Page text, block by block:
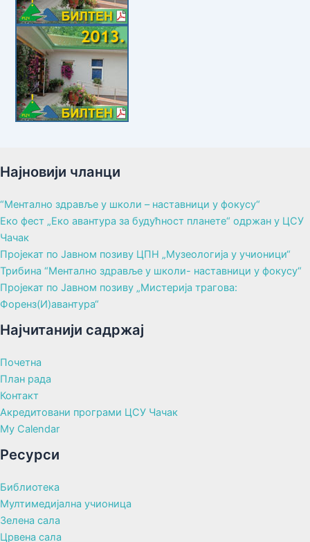
Најновији чланци
“Ментално здравље у школи – наставници у фокусу“
Еко фест „Еко авантура за будућност планете“ одржан у ЦСУ
Чачак
Пројекат по Јавном позиву ЦПН „Музеологија у учионици“
Трибина “Ментално здравље у школи- наставници у фокусу“
Пројекат по Јавном позиву „Мистерија трагова:
Форенз(И)авантура“
Најчитанији садржај
Почетна
План рада
Контакт
Акредитовани програми ЦСУ Чачак
My Calendar
Ресурси
Библиотека
Мултимедијална учионица
Зелена сала
Црвена сала